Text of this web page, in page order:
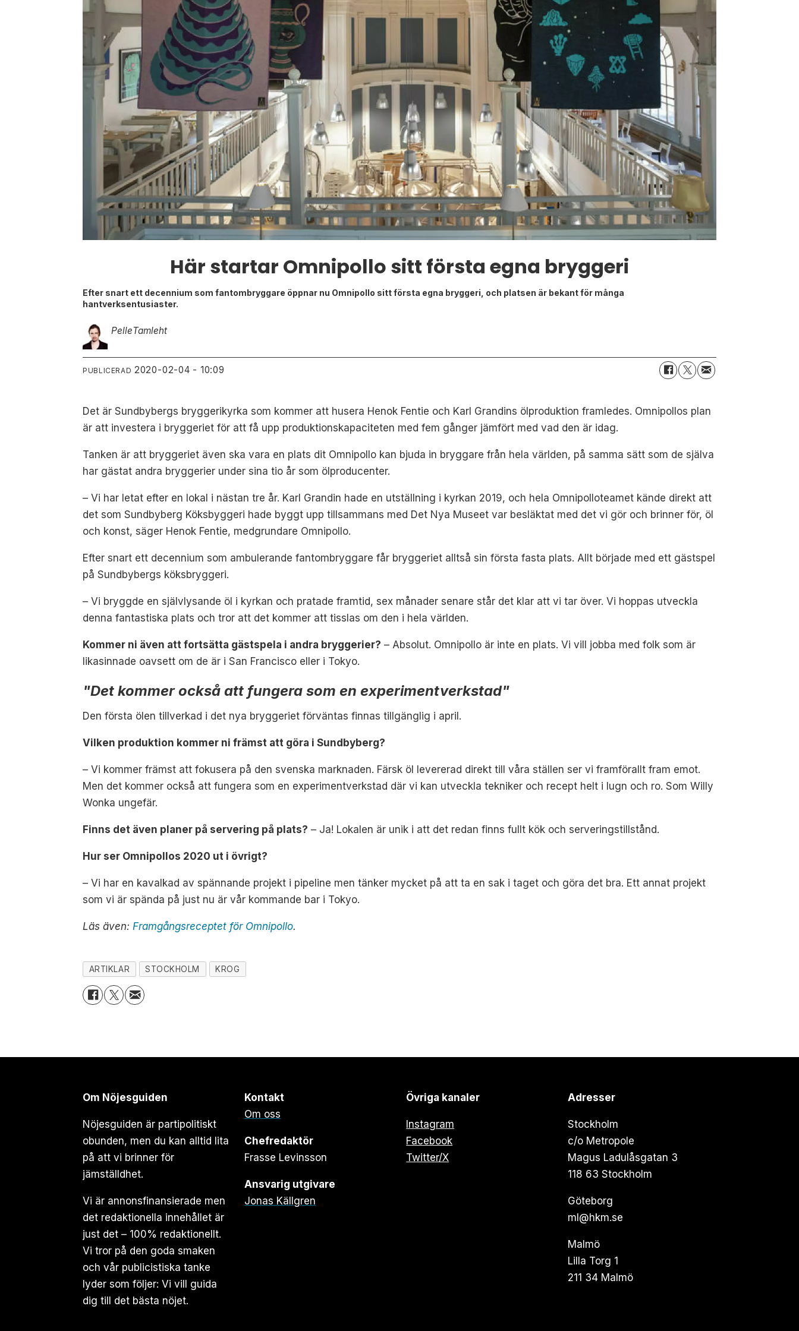
Här startar Omnipollo sitt första egna bryggeri
Efter snart ett decennium som fantombryggare öppnar nu Omnipollo sitt första egna bryggeri, och platsen är bekant för många
hantverksentusiaster.
PelleTamleht
PUBLICERAD 2020-02-04 - 10:09
Det är Sundbybergs bryggerikyrka som kommer att husera Henok Fentie och Karl Grandins ölproduktion framledes. Omnipollos plan
är att investera i bryggeriet för att få upp produktionskapaciteten med fem gånger jämfört med vad den är idag.
Tanken är att bryggeriet även ska vara en plats dit Omnipollo kan bjuda in bryggare från hela världen, på samma sätt som de själva
har gästat andra bryggerier under sina tio år som ölproducenter.
– Vi har letat efter en lokal i nästan tre år. Karl Grandin hade en utställning i kyrkan 2019, och hela Omnipolloteamet kände direkt att
det som Sundbyberg Köksbyggeri hade byggt upp tillsammans med Det Nya Museet var besläktat med det vi gör och brinner för, öl
och konst, säger Henok Fentie, medgrundare Omnipollo.
Efter snart ett decennium som ambulerande fantombryggare får bryggeriet alltså sin första fasta plats. Allt började med ett gästspel
på Sundbybergs köksbryggeri.
– Vi bryggde en självlysande öl i kyrkan och pratade framtid, sex månader senare står det klar att vi tar över. Vi hoppas utveckla
denna fantastiska plats och tror att det kommer att tisslas om den i hela världen.
Kommer ni även att fortsätta gästspela i andra bryggerier? – Absolut. Omnipollo är inte en plats. Vi vill jobba med folk som är
likasinnade oavsett om de är i San Francisco eller i Tokyo.
"Det kommer också att fungera som en experimentverkstad"
Den första ölen tillverkad i det nya bryggeriet förväntas finnas tillgänglig i april.
Vilken produktion kommer ni främst att göra i Sundbyberg?
– Vi kommer främst att fokusera på den svenska marknaden. Färsk öl levererad direkt till våra ställen ser vi framförallt fram emot.
Men det kommer också att fungera som en experimentverkstad där vi kan utveckla tekniker och recept helt i lugn och ro. Som Willy
Wonka ungefär.
Finns det även planer på servering på plats? – Ja! Lokalen är unik i att det redan finns fullt kök och serveringstillstånd.
Hur ser Omnipollos 2020 ut i övrigt?
– Vi har en kavalkad av spännande projekt i pipeline men tänker mycket på att ta en sak i taget och göra det bra. Ett annat projekt
som vi är spända på just nu är vår kommande bar i Tokyo.
Läs även:Framgångsreceptet för Omnipollo.
ARTIKLAR STOCKHOLM KROG
Om Nöjesguiden
Nöjesguiden är partipolitiskt
obunden, men du kan alltid lita
på att vi brinner för
jämställdhet.
Vi är annonsfinansierade men
det redaktionella innehållet är
just det – 100% redaktionellt.
Vi tror på den goda smaken
och vår publicistiska tanke
lyder som följer: Vi vill guida
dig till det bästa nöjet.
Kontakt
Om oss
Chefredaktör
Frasse Levinsson
Ansvarig utgivare
Jonas Källgren
Övriga kanaler
Instagram
Facebook
Twitter/X
Adresser
Stockholm
c/o Metropole
Magus Ladulåsgatan 3
118 63 Stockholm
Göteborg
ml@hkm.se
Malmö
Lilla Torg 1
211 34 Malmö